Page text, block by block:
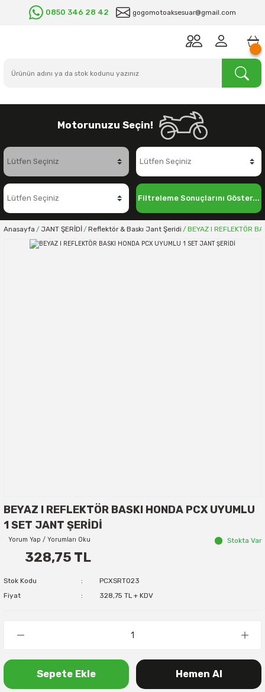
0850 346 28 42 gogomotoaksesuar@gmail.com
Motorunuzu Seçin!
Filtreleme Sonuçlarını Göster...
Anasayfa JANT ŞERİDİ Reflektör & Baskı Jant Şeridi BEYAZ I REFLEKTÖR
BEYAZ I REFLEKTÖR BASKI HONDA PCX UYUMLU
1 SET JANT ŞERİDİ
Yorum Yap / Yorumları Oku Stokta Var
328,75 TL
Stok Kodu
PCXSRT023
Fiyat
328,75 TL + KDV
Sepete Ekle Hemen Al